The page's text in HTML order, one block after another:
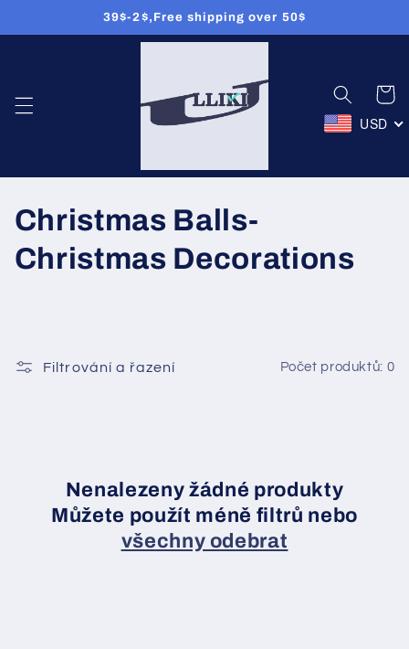
obsahu
39$-2$,Free shipping over 50$
Košík
USD
K
o
k
Christmas Balls-
Christmas Decorations
Filtrování a řazení Počet produktů: 0
Nenalezeny žádné produkty
Můžete použít méně filtrů nebo
všechny odebrat